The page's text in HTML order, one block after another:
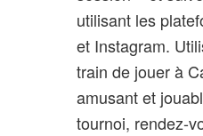
utilisant les
et Instagram.
train de jouer à
amusant et
tournoi, rendez-